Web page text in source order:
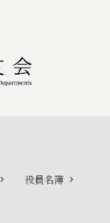
役員名簿